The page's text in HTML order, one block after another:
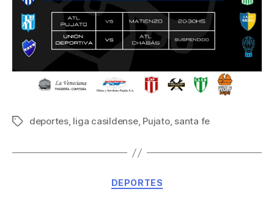
deportes, liga casildense, Pujato, santa fe
DEPORTES